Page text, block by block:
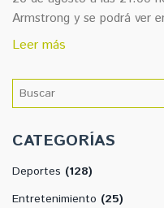
Armstrong y se podrá ver
ESPN.
Leer más
CATEGORÍAS
Deportes (128)
Entretenimiento (25)